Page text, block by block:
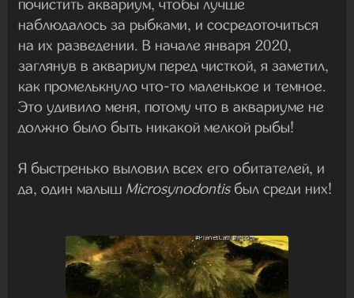
почистить аквариум, чтобы лучше
наблюдалось за рыбками, и сосредоточиться
на их разведении. В начале января 2020,
заглянув в аквариум перед чисткой, я заметил,
как промелькнуло что-то маленькое и темное.
Это удивило меня, потому что в аквариуме не
должно было быть никакой мелкой рыбы!
Я быстренько выловил всех его обитателей, и
да, один малыш Microsynodontisбыл среди них!